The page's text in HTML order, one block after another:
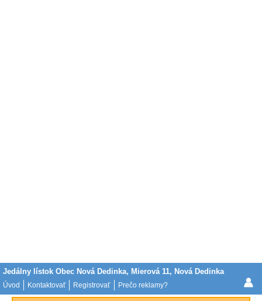
Jedálny lístok Obec Nová Dedinka, Mierová 11, Nová Dedinka
Úvod Kontaktovať Registrovať Prečo reklamy?